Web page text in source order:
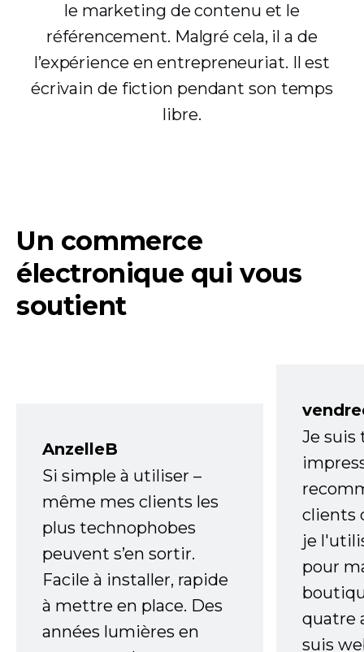
le marketing de contenu et le
référencement. Malgré cela, il a de
l’expérience en entrepreneuriat. Il est
écrivain de fiction pendant son temps
libre.
Un commerce
électronique qui vous
soutient
AnzelleB
Si simple à utiliser –
même mes clients les
plus technophobes
peuvent s’en sortir.
Facile à installer, rapide
à mettre en place. Des
années lumières en
Je
clients
je
pour
quatre
suis